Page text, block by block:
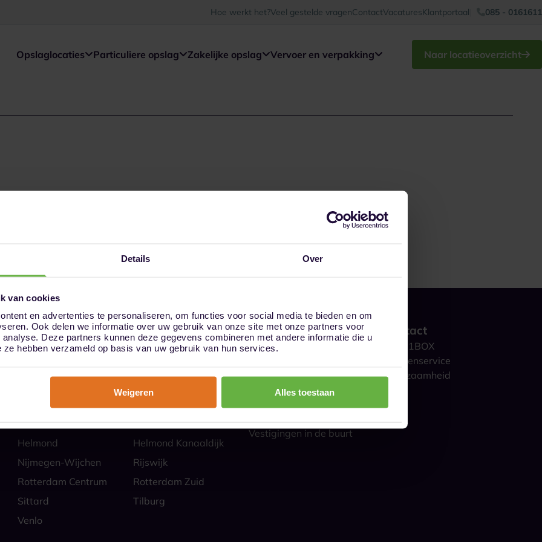
Details Over
van cookies
en advertenties te personaliseren, om functies voor social media te bieden en om
Ook delen we informatie over uw gebruik van onze site met onze partners voor
Deze partners kunnen deze gegevens combineren met andere informatie die u
hebben verzameld op basis van uw gebruik van hun services.
Weigeren Alles toestaan
Hoe werkt het?Veel gestelde vragenContactVacaturesKlantportaal 085 - 0161611
Opslaglocaties Particuliere opslag Zakelijke opslag Vervoer en verpakking Naar locatieoverzicht
Almere
Alphen aan den Rijn
Eindhoven Best
Helmond
Helmond Kanaaldijk
Nijmegen-Wijchen
Rijswijk
Rotterdam Centrum
Rotterdam Zuid
Sittard
Tilburg
Venlo
Hoe werkt het?
Veilige opslag
Particulieren
Zakelijk
Vestigingen in de buurt
Contact
Over 1BOX
Klantenservice
Duurzaamheid